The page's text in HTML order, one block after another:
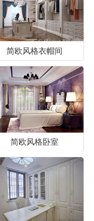
简欧风格衣帽间
简欧风格卧室